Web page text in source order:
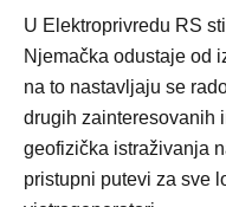
U Elektroprivredu RS
Njemačka odustaje od
na to nastavljaju se
drugih zainteresovanih
geofizička istraživanja
pristupni putevi za sve